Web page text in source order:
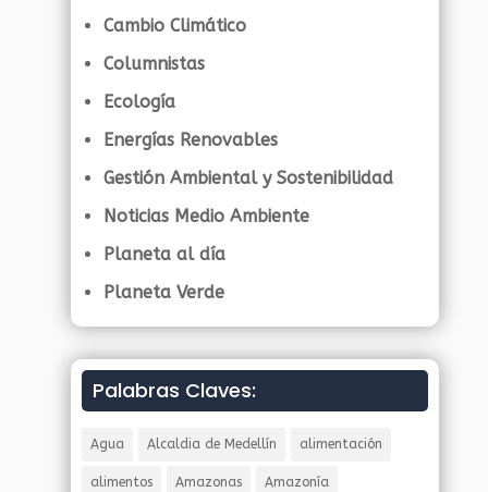
Cambio Climático
Columnistas
Ecología
Energías Renovables
Gestión Ambiental y Sostenibilidad
Noticias Medio Ambiente
Planeta al día
Planeta Verde
Palabras Claves:
Agua Alcaldia de Medellín alimentación
alimentos Amazonas Amazonía